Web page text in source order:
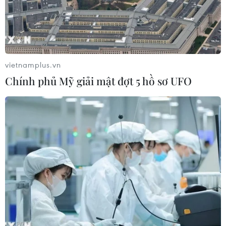
Nhiều chuyến bay tại Đức chuyển
hướng do vật thể bay gần đường
băng
Dự luật trừng phạt Nga của
Mỹ có thể khiến châu Âu chịu tác
05/08/2026 04:58
EU tuyên bố vượt qua “phép thử” an
ninh biên giới sau khủng hoảng
Ceuta
05/08/2026 00:37
vietnamplus.vn
Chính phủ Mỹ giải mật đợt 5 hồ sơ UFO